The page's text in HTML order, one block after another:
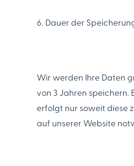
6. Dauer der
Wir werden Ihre Daten
von 3 Jahren speichern.
erfolgt nur soweit diese
auf unserer Website